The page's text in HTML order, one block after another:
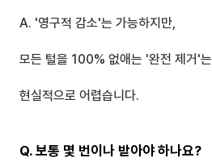
A. '영구적 감소'는 가능하지만,
모든 털을 100% 없애는 '완전 제거'는
현실적으로 어렵습니다.
Q. 보통 몇 번이나 받아야 하나요?